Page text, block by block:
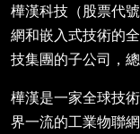
樺漢科技（股票代
網和嵌入式技術的
技集團的子公司，
樺漢是一家全球技
界一流的工業物聯